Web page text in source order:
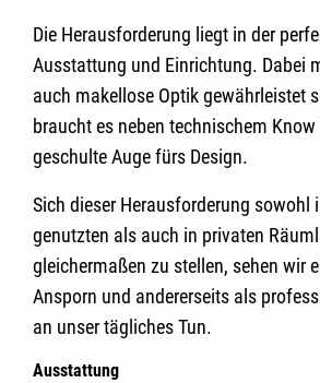
Die Herausforderung liegt in der
Ausstattung und Einrichtung. Dabei
auch makellose Optik gewährleistet
braucht es neben technischem
geschulte Auge fürs Design.
Sich dieser Herausforderung sowohl
genutzten als auch in privaten
gleichermaßen zu stellen, sehen wir
Ansporn und andererseits als
an unser tägliches Tun.
Ausstattung